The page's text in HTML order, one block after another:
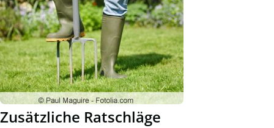
Zusätzliche Ratschläge